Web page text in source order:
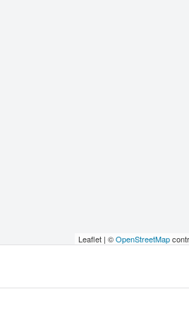
Leaflet | ©OpenStreetMap